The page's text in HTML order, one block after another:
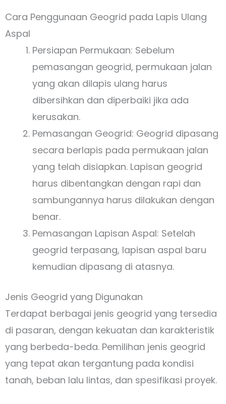
Cara Penggunaan Geogrid pada Lapis Ulang
Aspal
Persiapan Permukaan: Sebelum
pemasangan geogrid, permukaan jalan
yang akan dilapis ulang harus
dibersihkan dan diperbaiki jika ada
kerusakan.
Pemasangan Geogrid: Geogrid dipasang
secara berlapis pada permukaan jalan
yang telah disiapkan. Lapisan geogrid
harus dibentangkan dengan rapi dan
sambungannya harus dilakukan dengan
benar.
Pemasangan Lapisan Aspal: Setelah
geogrid terpasang, lapisan aspal baru
kemudian dipasang di atasnya.
Jenis Geogrid yang Digunakan
Terdapat berbagai jenis geogrid yang tersedia
di pasaran, dengan kekuatan dan karakteristik
yang berbeda-beda. Pemilihan jenis geogrid
yang tepat akan tergantung pada kondisi
tanah, beban lalu lintas, dan spesifikasi proyek.